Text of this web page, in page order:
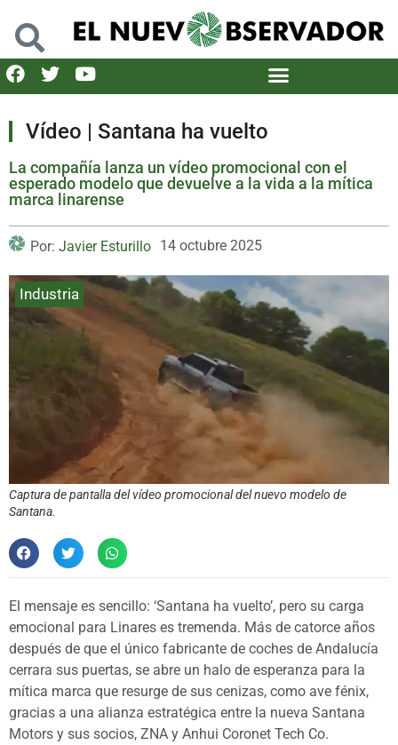
Vídeo | Santana ha vuelto
La compañía lanza un vídeo promocional con el
esperado modelo que devuelve a la vida a la mítica
marca linarense
Por: Javier Esturillo 14 octubre 2025
Industria
Captura de pantalla del vídeo promocional del nuevo modelo de
Santana.
El mensaje es sencillo: ‘Santana ha vuelto’, pero su carga
emocional para Linares es tremenda. Más de catorce años
después de que el único fabricante de coches de Andalucía
cerrara sus puertas, se abre un halo de esperanza para la
mítica marca que resurge de sus cenizas, como ave fénix,
gracias a una alianza estratégica entre la nueva Santana
Motors y sus socios, ZNA y Anhui Coronet Tech Co.